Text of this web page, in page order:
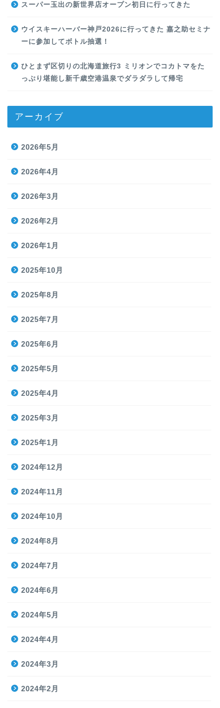
スーパー玉出の新世界店オープン初日に行ってきた
ウイスキーハーバー神戸2026に行ってきた 嘉之助セミナ
ーに参加してボトル抽選！
ひとまず区切りの北海道旅行3 ミリオンでコカトマをた
っぷり堪能し新千歳空港温泉でダラダラして帰宅
アーカイブ
2026年5月
2026年4月
2026年3月
2026年2月
2026年1月
2025年10月
2025年8月
2025年7月
2025年6月
2025年5月
2025年4月
2025年3月
2025年1月
2024年12月
2024年11月
2024年10月
2024年8月
2024年7月
2024年6月
2024年5月
2024年4月
2024年3月
2024年2月